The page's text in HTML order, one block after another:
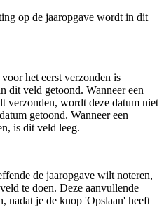
op de jaaropgave wordt in dit
het eerst verzonden is
dit veld getoond. Wanneer een
verzonden, wordt deze datum niet
getoond. Wanneer een
is dit veld leeg.
de jaaropgave wilt noteren,
te doen. Deze aanvullende
nadat je de knop 'Opslaan' heeft